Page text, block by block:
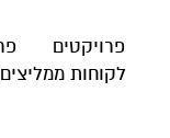
פרויקטים
לקוחות ממליצים